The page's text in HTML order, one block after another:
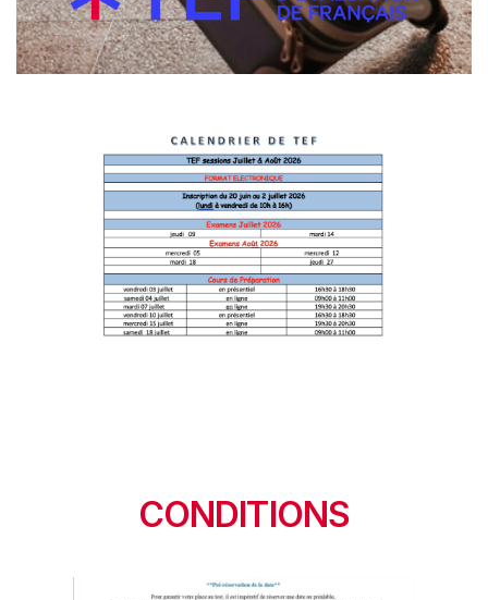
CONDITIONS